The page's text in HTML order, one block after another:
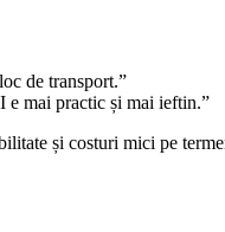
de transport.”
e mai practic și mai ieftin.”
și costuri mici pe